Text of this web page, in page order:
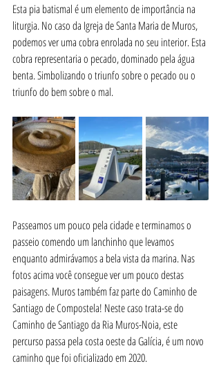
Esta pia batismal é um elemento de importância na
liturgia. No caso da Igreja de Santa Maria de Muros,
podemos ver uma cobra enrolada no seu interior. Esta
cobra representaria o pecado, dominado pela água
benta. Simbolizando o triunfo sobre o pecado ou o
triunfo do bem sobre o mal.
Passeamos um pouco pela cidade e terminamos o
passeio comendo um lanchinho que levamos
enquanto admirávamos a bela vista da marina. Nas
fotos acima você consegue ver um pouco destas
paisagens. Muros também faz parte do Caminho de
Santiago de Compostela! Neste caso trata-se do
Caminho de Santiago da Ria Muros-Noia, este
percurso passa pela costa oeste da Galícia, é um novo
caminho que foi oficializado em 2020.